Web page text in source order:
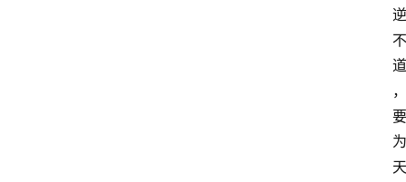
逆
不
道
，
要
为
天